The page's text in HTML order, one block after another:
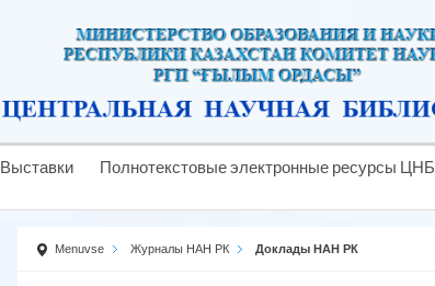
Выставки Полнотекстовые электронные ресурсы ЦНБ
Menuvse Журналы НАН РК Доклады НАН РК